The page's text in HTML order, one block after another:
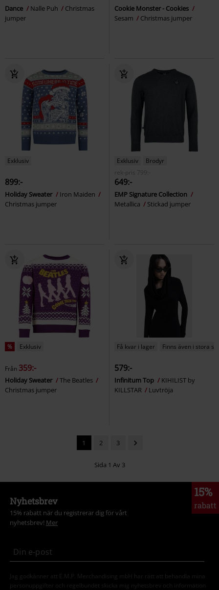
Dance Nalle Puh
Christmas
jumper
Cookie Monster - Cookies
Sesam
Christmas jumper
Exklusiv
899:-
Holiday Sweater
Iron Maiden
Christmas jumper
Exklusiv
Brodyr
rek-pris
799:-
649:-
EMP Signature Collection
Metallica
Stickad jumper
% Exklusiv
Från 359:-
Holiday Sweater
The Beatles
Christmas jumper
Få kvar i lager Finns även i stora
579:-
Infinitum Top
KIHILIST by
KILLSTAR
Luvtröja
1 2 3
Sida 1 Av 3
15%
rabatt
Nyhetsbrev
15% rabatt när du registrerar dig för vårt
nyhetsbrev! Mer
Jag godkänner att E.M.P. Merchandising mbH har rätt att behandla mina
personuppgifter och regelbundet skicka mig nyhetsbrev och information